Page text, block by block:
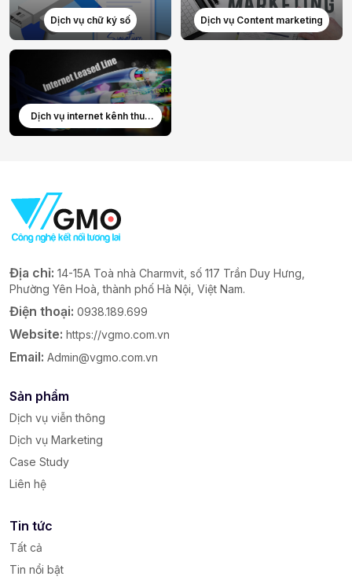
Dịch vụ chữ ký số Dịch vụ Content marketing
Dịch vụ internet kênh thuê
riêng ILL
Địa chỉ: 14-15A Toà nhà Charmvit, số 117 Trần Duy Hưng,
Phường Yên Hoà, thành phố Hà Nội, Việt Nam.
Điện thoại: 0938.189.699
Website: https://vgmo.com.vn
Email: Admin@vgmo.com.vn
Sản phẩm
Dịch vụ viễn thông
Dịch vụ Marketing
Case Study
Liên hệ
Tin tức
Tất cả
Tin nổi bật